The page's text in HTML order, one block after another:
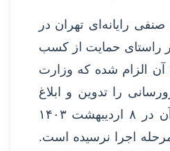
رایانه‌ای تهران در
راستای حمایت از کسب
و کارهای دانش بنیان سلامت وجود دارد که در ماده ۸ و تبصره ۲ آن الزام شده که وزارت
ماه دستورالعمل دارورسانی را تدوین و ابلاغ
کنند. از ۵ تیر ماه ۱۴۰۱ این مصوبه وجود دارد و دستورالعمل آن در ۸ اردیبهشت ۱۴۰۳
مرحله اجرا نرسیده است.